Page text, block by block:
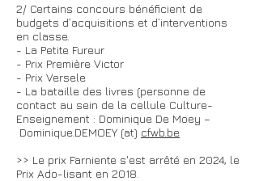
2/ Certains concours bénéficient de
budgets d’acquisitions et d’interventions
en classe.
- La Petite Fureur
- Prix Première Victor
- Prix Versele
- La bataille des livres (personne de
contact au sein de la cellule Culture-
Enseignement : Dominique De Moey –
Dominique.DEMOEY (at) cfwb.be
>> Le prix Farniente s'est arrêté en 2024, le
Prix Ado-lisant en 2018.